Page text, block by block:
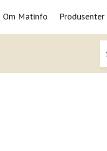
Om Matinfo Produsenter